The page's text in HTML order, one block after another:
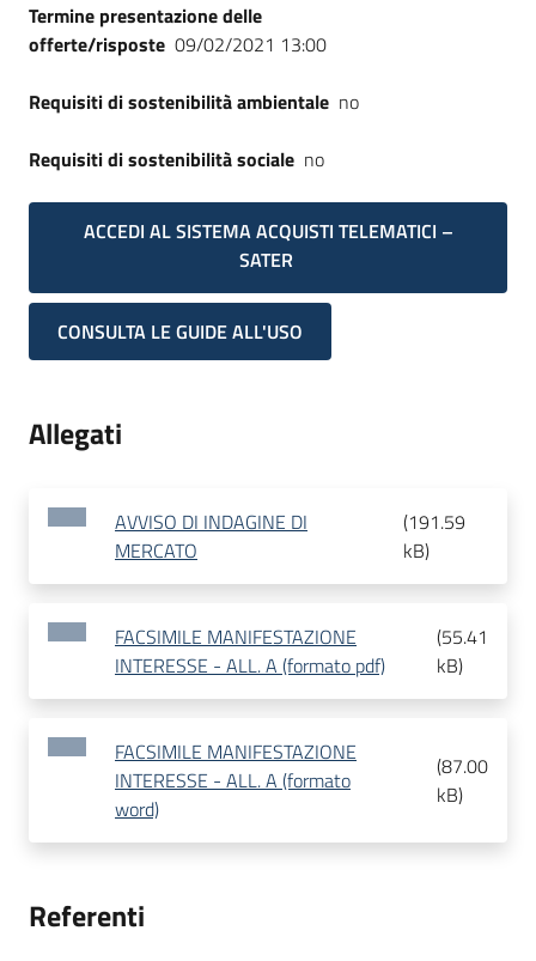
Termine presentazione delle
offerte/risposte 09/02/2021 13:00
Requisiti di sostenibilità ambientale no
Requisiti di sostenibilità sociale no
ACCEDI AL SISTEMA ACQUISTI TELEMATICI –
SATER
CONSULTA LE GUIDE ALL'USO
Allegati
AVVISO DI INDAGINE DI
MERCATO
(191.59
kB)
FACSIMILE MANIFESTAZIONE
INTERESSE - ALL. A (formato pdf)
(55.41
kB)
FACSIMILE MANIFESTAZIONE
INTERESSE - ALL. A (formato
word)
(87.00
kB)
Referenti